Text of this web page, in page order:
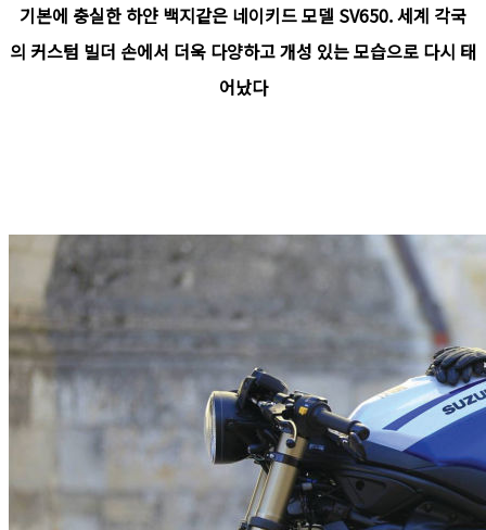
기본에 충실한 하얀 백지같은 네이키드 모델 SV650. 세계 각국
의 커스텀 빌더 손에서 더욱 다양하고 개성 있는 모습으로 다시 태
어났다